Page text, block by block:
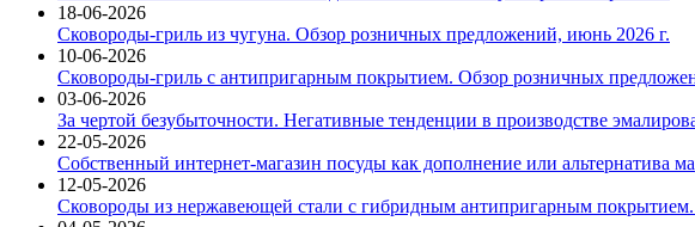
18-06-2026
Сковороды-гриль из чугуна. Обзор розничных предложений, июнь 2026 г.
10-06-2026
Сковороды-гриль с антипригарным покрытием. Обзор розничных
03-06-2026
За чертой безубыточности. Негативные тенденции в производстве
22-05-2026
Собственный интернет-магазин посуды как дополнение или альтернатива
12-05-2026
Сковороды из нержавеющей стали с гибридным антипригарным